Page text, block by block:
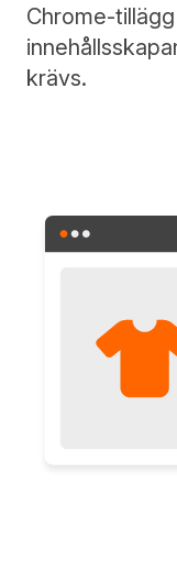
Chrome-
krävs.